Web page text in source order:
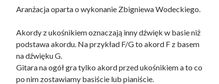
Aranżacja oparta o wykonanie Zbigniewa Wodeckiego.
Akordy z ukośnikiem oznaczają inny dźwięk w basie niż
podstawa akordu. Na przykład F/G to akord F z basem
na dźwięku G.
Gitara na ogół gra tylko akord przed ukośnikiem a to co
po nim zostawiamy basiście lub pianiście.